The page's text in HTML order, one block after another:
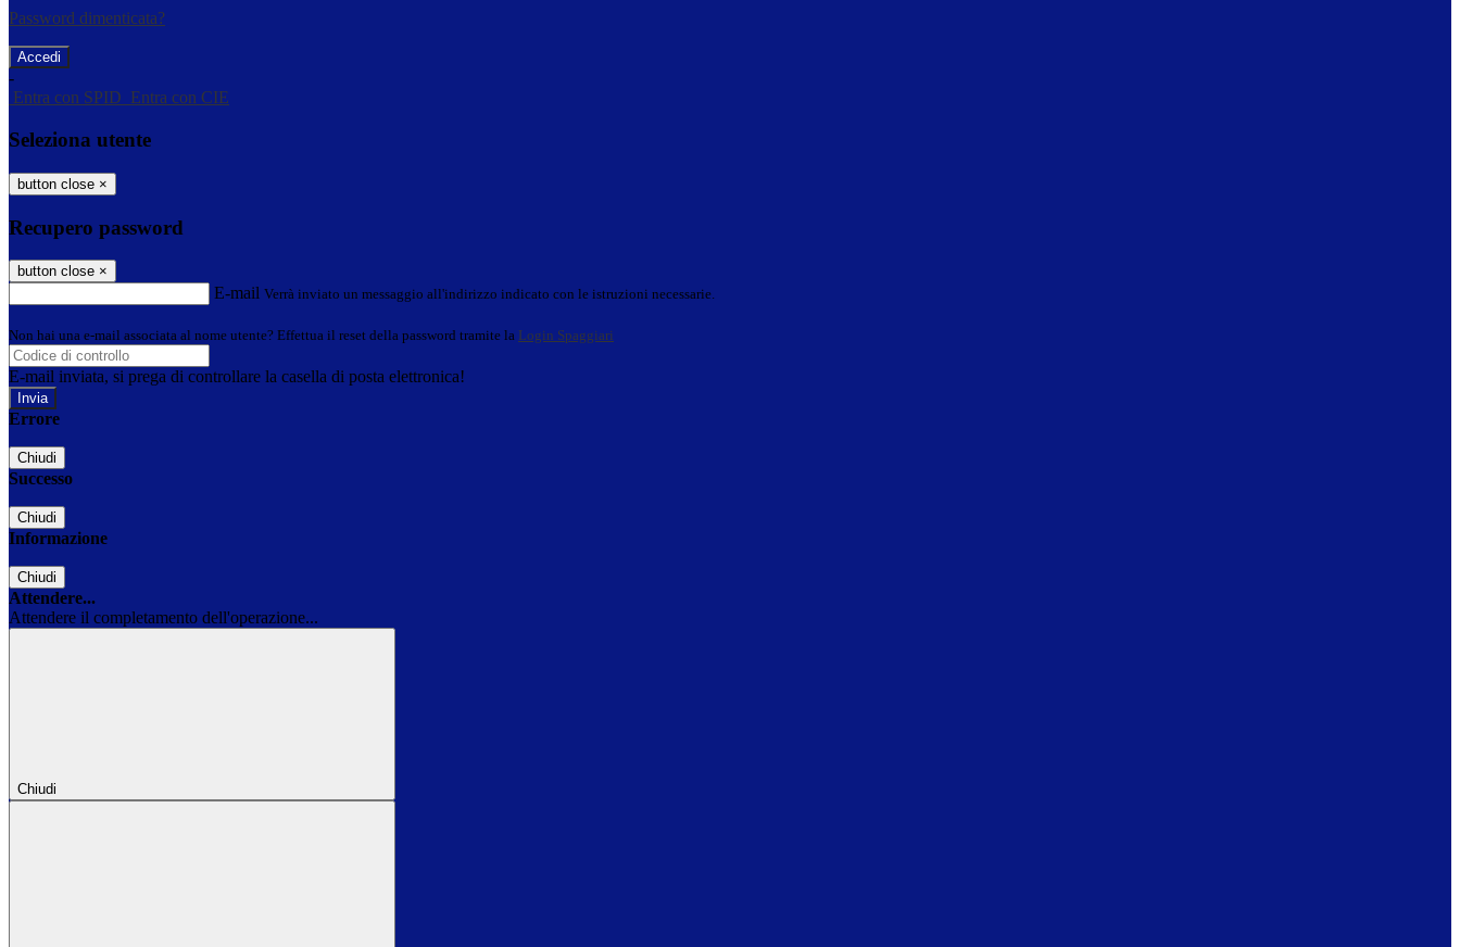
Password dimenticata?
-
Entra con SPID Entra con CIE
Seleziona utente
button close ×
Recupero password
button close ×
E-mail Verrà inviato un messaggio all'indirizzo indicato con le istruzioni necessarie.
Non hai una e-mail associata al nome utente? Effettua il reset della password tramite la Login Spaggiari
E-mail inviata, si prega di controllare la casella di posta elettronica!
Errore
Chiudi
Successo
Chiudi
Informazione
Chiudi
Attendere...
Attendere il completamento dell'operazione...
Chiudi